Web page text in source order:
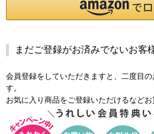
まだご登録がお済みでないお客
会員登録をしていただきますと、二度目
す。
お気に入り商品をご登録いただけるなどお